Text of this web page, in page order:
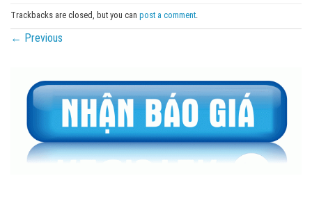
Trackbacks are closed, but you can post a comment.
← Previous